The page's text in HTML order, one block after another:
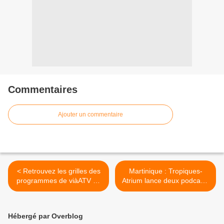
Commentaires
Ajouter un commentaire
< Retrouvez les grilles des
programmes de viàATV du
22 août au 04 septembre
Martinique : Tropiques-
Atrium lance deux podcasts
littéraires ! >
Hébergé par Overblog